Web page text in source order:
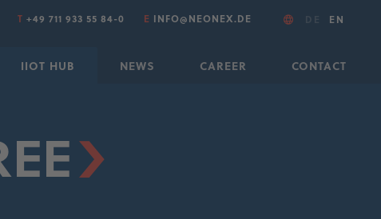
T +49 711 933 55 84-0 E INFO@NEONEX.DE EN
IIOT HUB NEWS CAREER CONTACT